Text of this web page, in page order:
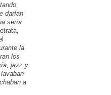
darían
sería
la
los
jazz y
a